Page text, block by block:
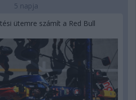
5 napja
ütemre számít a Red Bull